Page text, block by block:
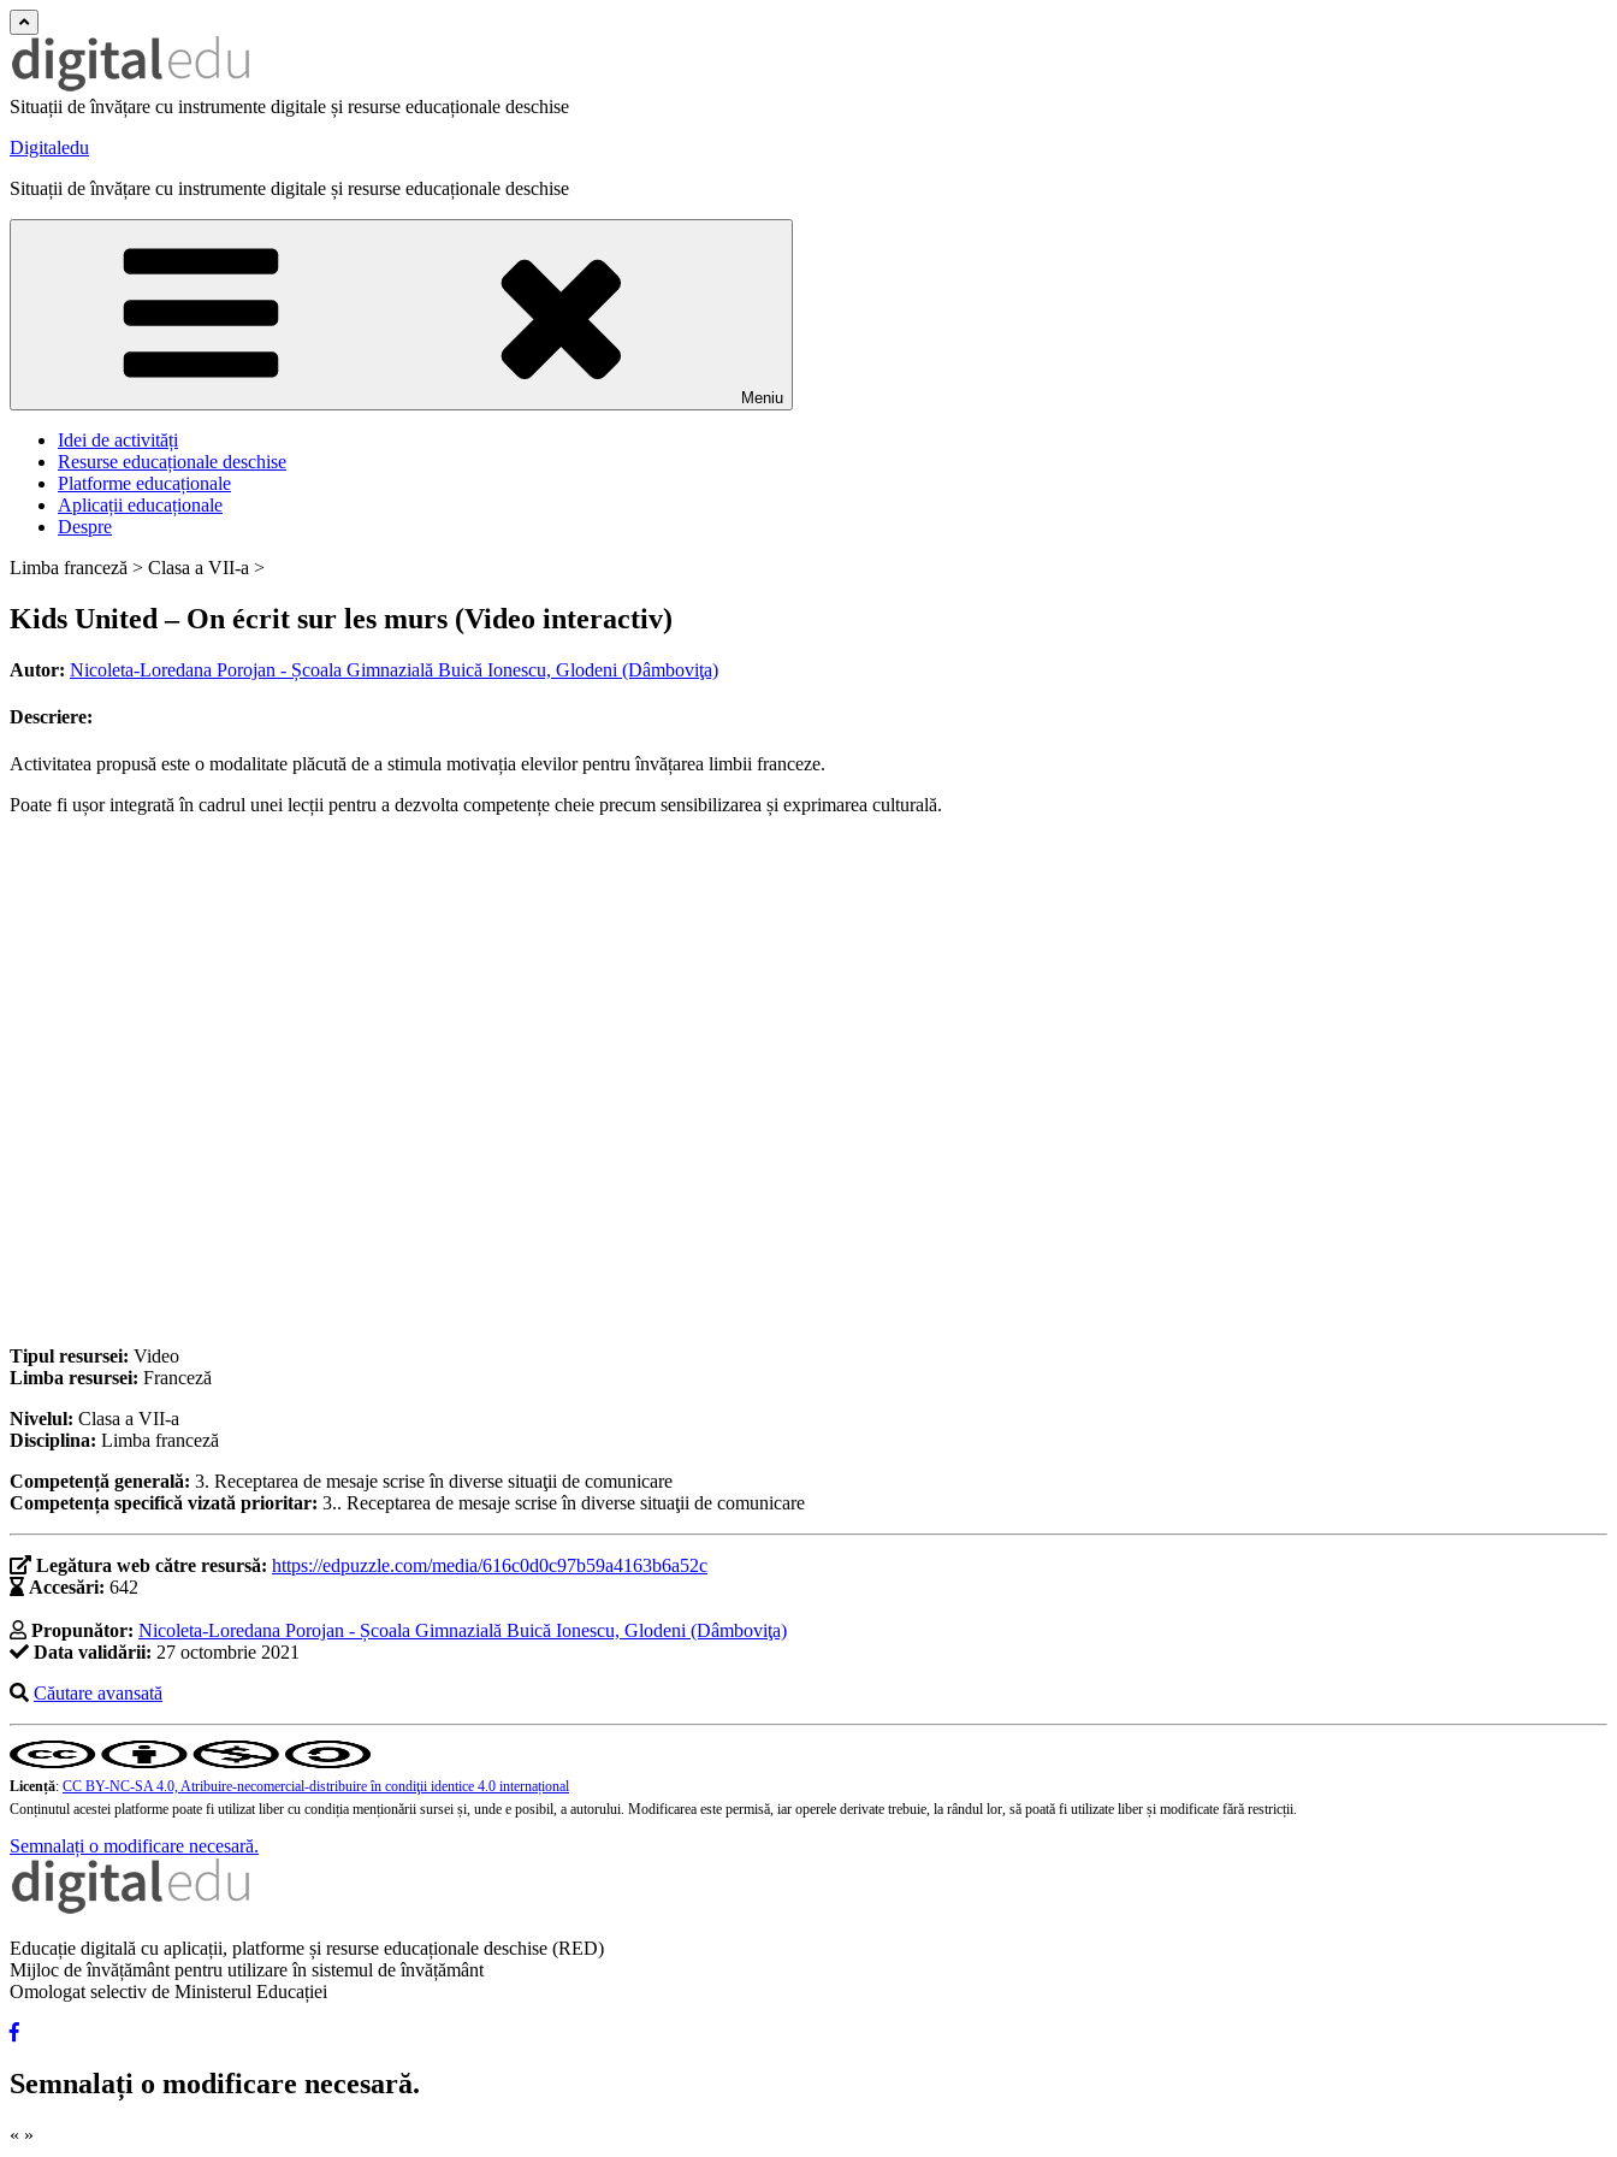
Situații de învățare cu instrumente digitale și resurse educaționale deschise
Digitaledu
Situații de învățare cu instrumente digitale și resurse educaționale deschise
Meniu
Idei de activități
Resurse educaționale deschise
Platforme educaționale
Aplicații educaționale
Despre
Limba franceză > Clasa a VII-a >
Kids United – On écrit sur les murs (Video interactiv)
Autor: Nicoleta-Loredana Porojan - Școala Gimnazială Buică Ionescu, Glodeni (Dâmboviţa)
Descriere:
Activitatea propusă este o modalitate plăcută de a stimula motivația elevilor pentru învățarea limbii franceze.
Poate fi ușor integrată în cadrul unei lecții pentru a dezvolta competențe cheie precum sensibilizarea și exprimarea culturală.
Tipul resursei: Video
Limba resursei: Franceză
Nivelul: Clasa a VII-a
Disciplina: Limba franceză
Competență generală: 3. Receptarea de mesaje scrise în diverse situaţii de comunicare
Competența specifică vizată prioritar: 3.. Receptarea de mesaje scrise în diverse situaţii de comunicare
Legătura web către resursă: https://edpuzzle.com/media/616c0d0c97b59a4163b6a52c
Accesări: 642
Propunător: Nicoleta-Loredana Porojan - Școala Gimnazială Buică Ionescu, Glodeni (Dâmboviţa)
Data validării: 27 octombrie 2021
Căutare avansată
Licență: CC BY-NC-SA 4.0, Atribuire-necomercial-distribuire în condiţii identice 4.0 internațional
Conținutul acestei platforme poate fi utilizat liber cu condiția menționării sursei și, unde e posibil, a autorului. Modificarea este permisă, iar operele derivate trebuie, la rândul lor, să poată fi utilizate liber și modificate fără restricții.
Semnalați o modificare necesară.
Educație digitală cu aplicații, platforme și resurse educaționale deschise (RED)
Mijloc de învățământ pentru utilizare în sistemul de învățământ
Omologat selectiv de Ministerul Educației
Semnalați o modificare necesară.
« »